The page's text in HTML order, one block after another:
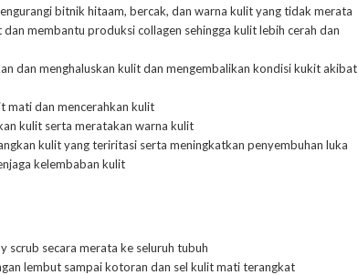
bitnik hitaam, bercak, dan warna kulit yang tidak merata
membantu produksi collagen sehingga kulit lebih cerah dan
dan menghaluskan kulit dan mengembalikan kondisi kukit akibat
mati dan mencerahkan kulit
kulit serta meratakan warna kulit
kulit yang teriritasi serta meningkatkan penyembuhan luka
kelembaban kulit
scrub secara merata ke seluruh tubuh
lembut sampai kotoran dan sel kulit mati terangkat